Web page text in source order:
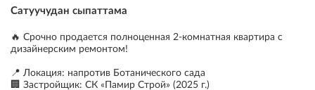
Сатуучудан сыпаттама
🔥 Срочно продается полноценная 2-комнатная квартира с
дизайнерским ремонтом!
📍 Локация: напротив Ботанического сада
🏢 Застройщик: СК «Памир Строй» (2025 г.)